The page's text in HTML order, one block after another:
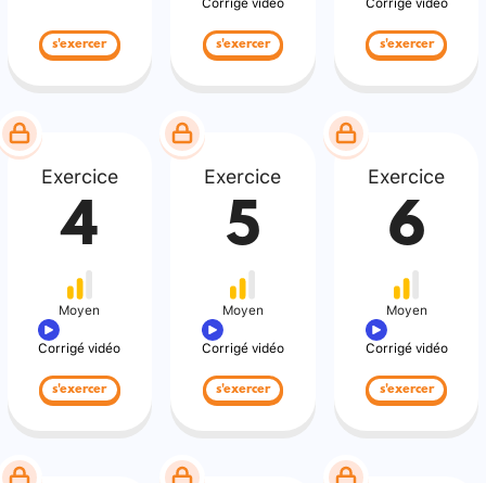
s'exercer s'exercer s'exercer
Exercice
4
Moyen
Corrigé vidéo
s'exercer
Exercice
5
Moyen
Corrigé vidéo
s'exercer
Exercice
6
Moyen
Corrigé vidéo
s'exercer